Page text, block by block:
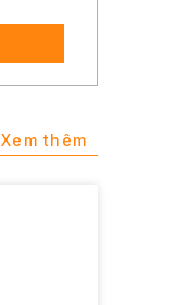
Xem thêm